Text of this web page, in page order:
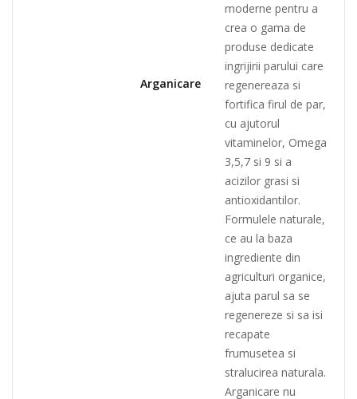
Arganicare
moderne pentru a
crea o gama de
produse dedicate
ingrijirii parului care
regenereaza si
fortifica firul de par,
cu ajutorul
vitaminelor, Omega
3,5,7 si 9 si a
acizilor grasi si
antioxidantilor.
Formulele naturale,
ce au la baza
ingrediente din
agriculturi organice,
ajuta parul sa se
regenereze si sa isi
recapate
frumusetea si
stralucirea naturala.
Arganicare nu